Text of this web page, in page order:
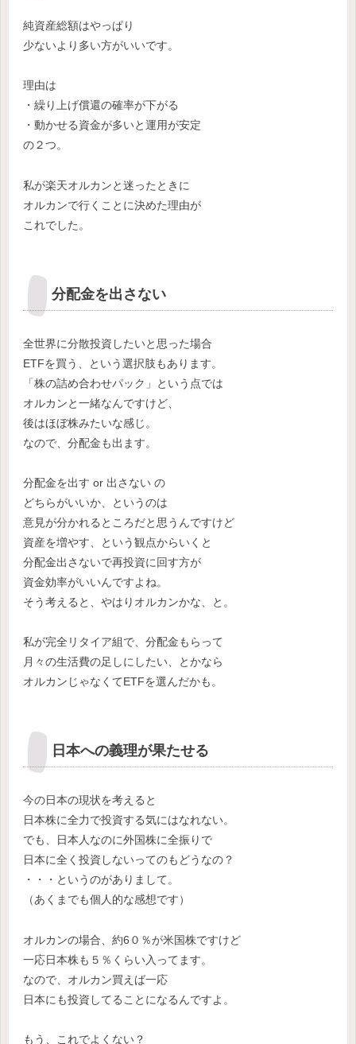
純資産総額はやっぱり
少ないより多い方がいいです。
理由は
・繰り上げ償還の確率が下がる
・動かせる資金が多いと運用が安定
の２つ。
私が楽天オルカンと迷ったときに
オルカンで行くことに決めた理由が
これでした。
分配金を出さない
全世界に分散投資したいと思った場合
ETFを買う、という選択肢もあります。
「株の詰め合わせパック」という点では
オルカンと一緒なんですけど、
後はほぼ株みたいな感じ。
なので、分配金も出ます。
分配金を出す or 出さない の
どちらがいいか、というのは
意見が分かれるところだと思うんですけど
資産を増やす、という観点からいくと
分配金出さないで再投資に回す方が
資金効率がいいんですよね。
そう考えると、やはりオルカンかな、と。
私が完全リタイア組で、分配金もらって
月々の生活費の足しにしたい、とかなら
オルカンじゃなくてETFを選んだかも。
日本への義理が果たせる
今の日本の現状を考えると
日本株に全力で投資する気にはなれない。
でも、日本人なのに外国株に全振りで
日本に全く投資しないってのもどうなの？
・・・というのがありまして。
（あくまでも個人的な感想です）
オルカンの場合、約6０％が米国株ですけど
一応日本株も５％くらい入ってます。
なので、オルカン買えば一応
日本にも投資してることになるんですよ。
もう、これでよくない？